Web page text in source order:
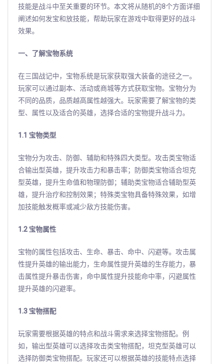
技能是战斗中至关重要的环节。本文将从随机的8个方面详细
阐述如何发宝和放技能，帮助玩家在游戏中取得更好的战斗
效果。
一、了解宝物系统
在三国战记中，宝物系统是玩家获取强大装备的途径之一。
玩家可以通过副本、活动或商城等方式获取宝物。宝物分为
不同的品质，品质越高属性越强大。玩家需要了解宝物的类
型、属性以及适合的英雄，选择合适的宝物提升战斗力。
1.1 宝物类型
宝物分为攻击、防御、辅助和特殊四大类型。攻击类宝物适
合输出型英雄，提升攻击力和暴击率；防御类宝物适合坦克
型英雄，提升生命值和物理防御；辅助类宝物适合辅助型英
雄，提升治疗和控制效果；特殊类宝物具备特殊效果，如增
加技能触发概率或减少敌方技能伤害。
1.2 宝物属性
宝物的属性包括攻击、生命、暴击、命中、闪避等。攻击属
性提升英雄的输出能力，生命属性提升英雄的生存能力，暴
击属性提升暴击伤害，命中属性提升技能命中率，闪避属性
提升英雄的闪避率。
1.3 宝物搭配
玩家需要根据英雄的特点和战斗需求来选择宝物搭配。例
如，输出型英雄可以选择攻击类宝物搭配，坦克型英雄可以
选择防御类宝物搭配。玩家还可以根据英雄的技能特点选择